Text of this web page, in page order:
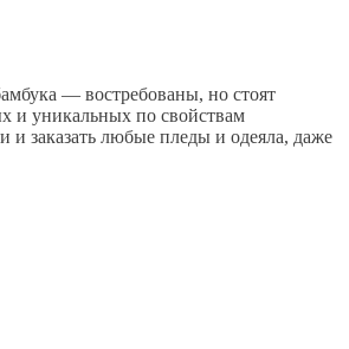
— востребованы, но стоят
и уникальных по свойствам
и заказать любые пледы и одеяла, даже